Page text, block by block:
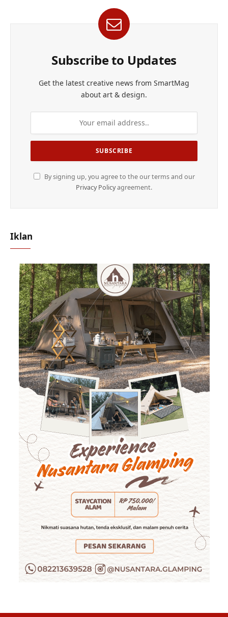
Subscribe to Updates
Get the latest creative news from SmartMag
about art & design.
By signing up, you agree to the our terms and our
Privacy Policyagreement.
Iklan